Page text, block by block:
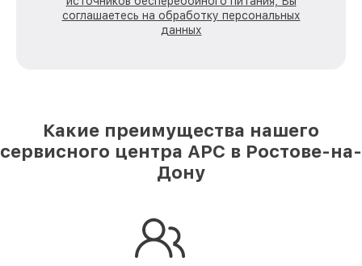
соглашаетесь на обработку персональных
данных
Какие преимущества нашего
сервисного центра APC в Ростове-на-
Дону